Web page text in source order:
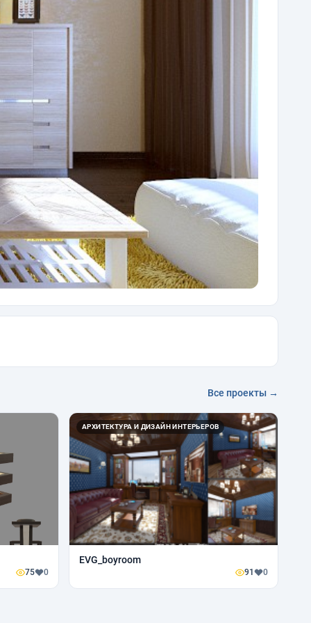
Все проекты →
75 0
АРХИТЕКТУРА И ДИЗАЙН ИНТЕРЬЕРОВ
EVG_boyroom
91 0